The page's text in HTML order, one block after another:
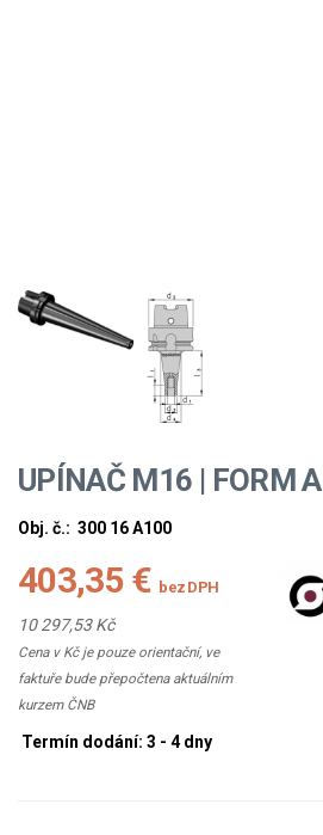
UPÍNAČ M16 | FORM A
Obj. č.: 300 16 A100
403,35 € bez DPH
10 297,53 Kč
Cena v Kč je pouze orientační, ve
faktuře bude přepočtena aktuálním
kurzem ČNB
Termín dodání: 3 - 4 dny